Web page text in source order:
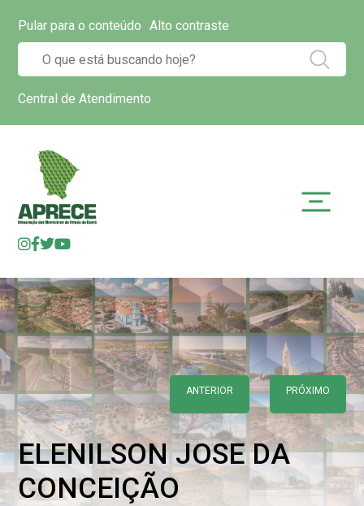
Pular para o conteúdo Alto contraste
Central de Atendimento
ANTERIOR PRÓXIMO
ELENILSON JOSE DA
CONCEIÇÃO